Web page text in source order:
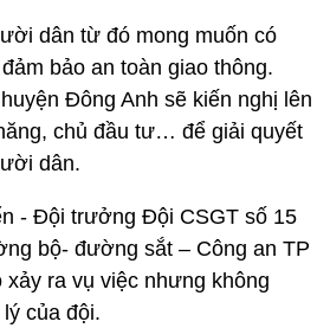
dân từ đó mong muốn có
bảo an toàn giao thông.
Đông Anh sẽ kiến nghị lên
chủ đầu tư… để giải quyết
dân.
- Đội trưởng Đội CSGT số 15
bộ- đường sắt – Công an TP
xảy ra vụ việc nhưng không
của đội.